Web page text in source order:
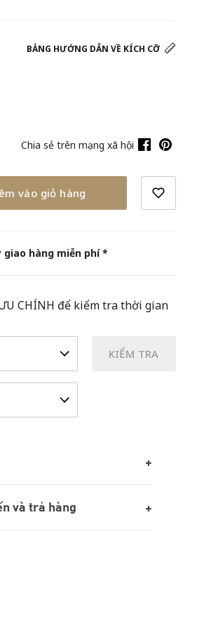
BẢNG HƯỚNG DẪN VỀ KÍCH CỠ
Chia sẻ trên mạng xã hội
vào giỏ hàng
giao hàng miễn phí *
CHÍNH để kiểm tra thời gian
KIỂM TRA
và trả hàng